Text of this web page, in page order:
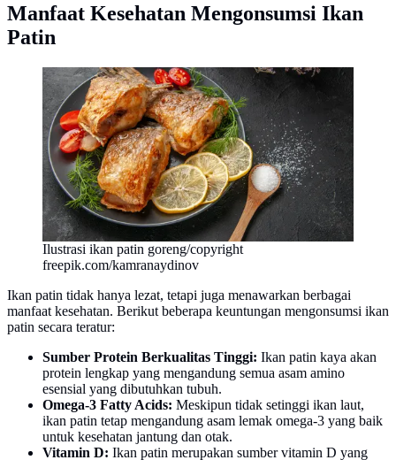
Manfaat Kesehatan Mengonsumsi Ikan
Patin
Ilustrasi ikan patin goreng/copyright
freepik.com/kamranaydinov
Ikan patin tidak hanya lezat, tetapi juga menawarkan berbagai
manfaat kesehatan. Berikut beberapa keuntungan mengonsumsi ikan
patin secara teratur:
Sumber Protein Berkualitas Tinggi: Ikan patin kaya akan
protein lengkap yang mengandung semua asam amino
esensial yang dibutuhkan tubuh.
Omega-3 Fatty Acids: Meskipun tidak setinggi ikan laut,
ikan patin tetap mengandung asam lemak omega-3 yang baik
untuk kesehatan jantung dan otak.
Vitamin D: Ikan patin merupakan sumber vitamin D yang